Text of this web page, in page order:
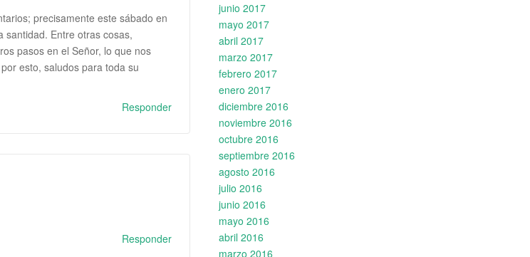
precisamente este sábado en
santidad. Entre otras cosas,
pasos en el Señor, lo que nos
esto, saludos para toda su
Responder
Responder
junio 2017
mayo 2017
abril 2017
marzo 2017
febrero 2017
enero 2017
diciembre 2016
noviembre 2016
octubre 2016
septiembre 2016
agosto 2016
julio 2016
junio 2016
mayo 2016
abril 2016
marzo 2016